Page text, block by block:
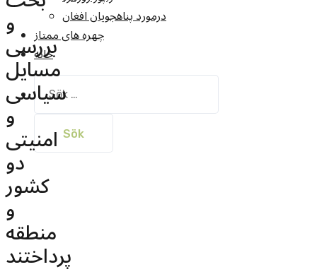
درمورد پناهجويان افغان
چهره های ممتاز
خانه
efter:
و
بررسی
مسایل
سیاسی
و
امنیتی
دو
کشور
و
منطقه
پرداختند